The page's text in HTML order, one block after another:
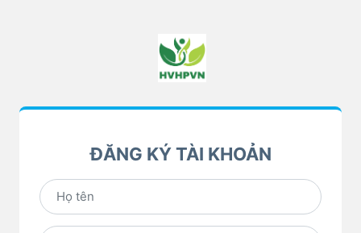
ĐĂNG KÝ TÀI KHOẢN